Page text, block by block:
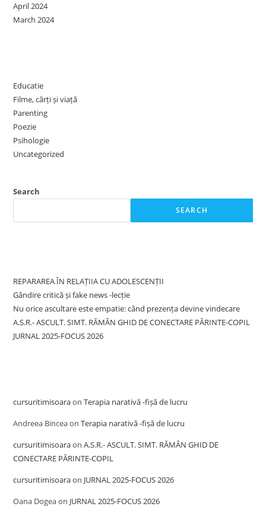
April 2024
March 2024
Educatie
Filme, cărți și viață
Parenting
Poezie
Psihologie
Uncategorized
Search
SEARCH
REPARAREA ÎN RELAȚIIA CU ADOLESCENȚII
Gândire critică și fake news -lecție
Nu orice ascultare este empatie: când prezența devine vindecare
A.S.R.- ASCULT. SIMT. RĂMÂN GHID DE CONECTARE PĂRINTE-COPIL
JURNAL 2025-FOCUS 2026
cursuritimisoaraonTerapia narativă -fișă de lucru
Andreea BinceaonTerapia narativă -fișă de lucru
cursuritimisoaraonA.S.R.- ASCULT. SIMT. RĂMÂN GHID DE
CONECTARE PĂRINTE-COPIL
cursuritimisoaraon JURNAL 2025-FOCUS 2026
Oana Dogeaon JURNAL 2025-FOCUS 2026